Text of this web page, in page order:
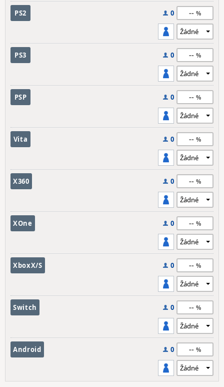
PS2 0 --
PS3 0 --
PSP 0 --
Vita 0 --
X360 0 --
XOne 0 --
XboxX/S 0 --
Switch 0 --
Android 0 --